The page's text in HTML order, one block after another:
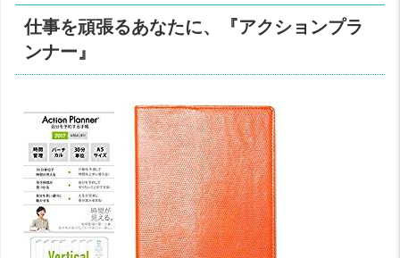
仕事を頑張るあなたに、『アクションプラ
ンナー』